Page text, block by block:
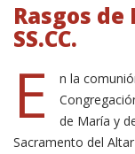
Rasgos
SS.CC.
E
n la
de María y
Sacramento del